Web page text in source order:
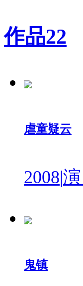
作品22
虐童疑云
2008|
鬼镇